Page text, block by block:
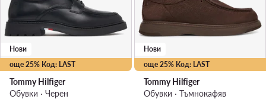
още 25% Код: LAST
Нови
Tommy Hilfiger
Обувки · Черен
още 25% Код: LAST
Нови
Tommy Hilfiger
Обувки · Тъмнокафяв